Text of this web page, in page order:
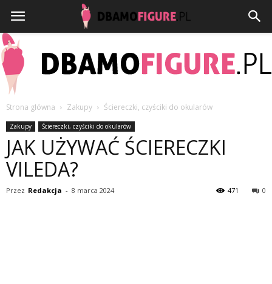
Strona główna Zakupy Ściereczki, czyściki do okularów
Zakupy Ściereczki, czyściki do okularów
JAK UŻYWAĆ ŚCIERECZKI
VILEDA?
Przez Redakcja - 8 marca 2024 0
471